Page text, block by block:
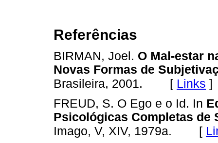
Referências
BIRMAN, Joel. O Mal-estar
Novas Formas de
Brasileira, 2001. [ Links ]
FREUD, S. O Ego e o Id. In
Psicológicas Completas de
Imago, V, XIV, 1979a. [